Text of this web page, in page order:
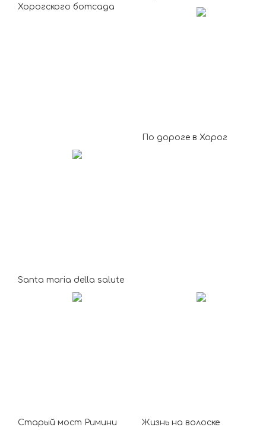
Хорогского ботсада
По дороге в Хорог
Santa maria della salute
Старый мост Римини Жизнь на волоске